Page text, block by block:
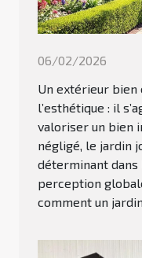
06/02/2026
Un extérieur bien
l’esthétique : il
valoriser un bien
négligé, le jardin
déterminant
perception
comment un